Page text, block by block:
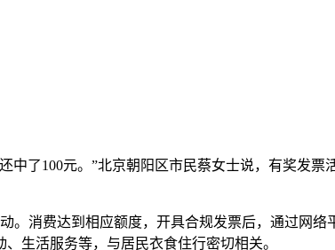
中了100元。”北京朝阳区市民蔡女士说，有奖发
。消费达到相应额度，开具合规发票后，通过网
生活服务等，与居民衣食住行密切相关。